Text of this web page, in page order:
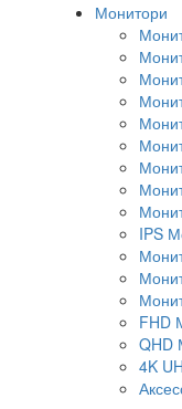
Монитори
IPS
FHD
QHD
4K